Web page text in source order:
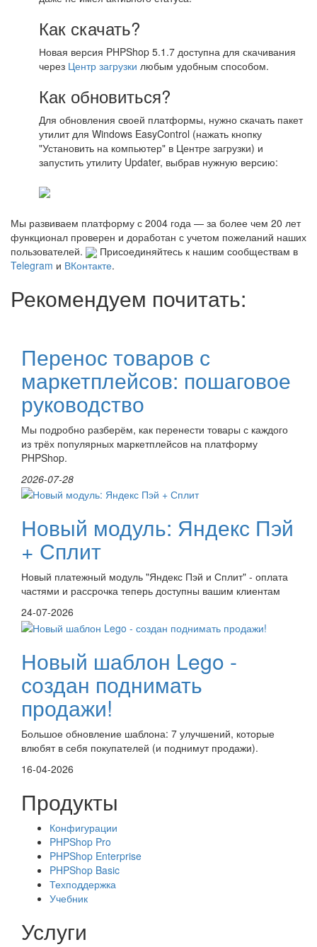
Как скачать?
Новая версия PHPShop 5.1.7 доступна для скачивания
через Центр загрузки любым удобным способом.
Как обновиться?
Для обновления своей платформы, нужно скачать пакет
утилит для Windows EasyControl (нажать кнопку
"Установить на компьютер" в Центре загрузки) и
запустить утилиту Updater, выбрав нужную версию:
Мы развиваем платформу с 2004 года — за более чем 20 лет
функционал проверен и доработан с учетом пожеланий наших
пользователей.
Присоединяйтесь к нашим сообществам в
Telegram и ВКонтакте.
Рекомендуем почитать:
Перенос товаров с
маркетплейсов: пошаговое
руководство
Мы подробно разберём, как перенести товары с каждого
из трёх популярных маркетплейсов на платформу
PHPShop.
2026-07-28
Новый модуль: Яндекс Пэй
+ Сплит
Новый платежный модуль "Яндекс Пэй и Сплит" - оплата
частями и рассрочка теперь доступны вашим клиентам
24-07-2026
Новый шаблон Lego -
создан поднимать
продажи!
Большое обновление шаблона: 7 улучшений, которые
влюбят в себя покупателей (и поднимут продажи).
16-04-2026
Продукты
Конфигурации
PHPShop Pro
PHPShop Enterprise
PHPShop Basic
Техподдержка
Учебник
Услуги